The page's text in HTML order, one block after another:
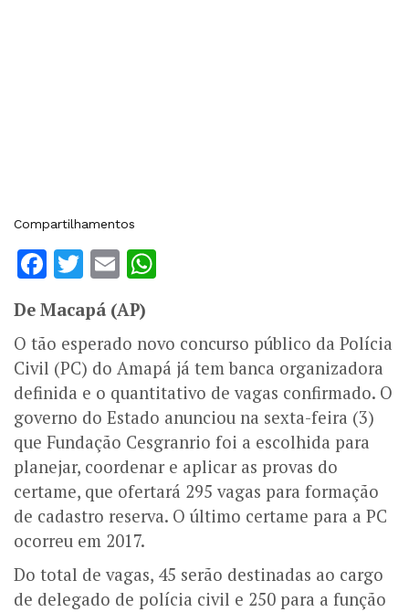
Compartilhamentos
Facebook
Twitter
Email
​De Macapá (AP)
​O tão esperado novo concurso público da Polícia
Civil (PC) do Amapá já tem banca organizadora
definida e o quantitativo de vagas confirmado. O
governo do Estado anunciou na sexta-feira (3)
que Fundação Cesgranrio foi a escolhida para
planejar, coordenar e aplicar as provas do
certame, que ofertará 295 vagas para formação
de cadastro reserva. O último certame para a PC
ocorreu em 2017.
​Do total de vagas, 45 serão destinadas ao cargo
de delegado de polícia civil e 250 para a função